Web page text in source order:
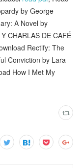
by George
A Novel by
CHARLAS DE CAFÉ
Rectify: The
Conviction by Lara
How I Met My